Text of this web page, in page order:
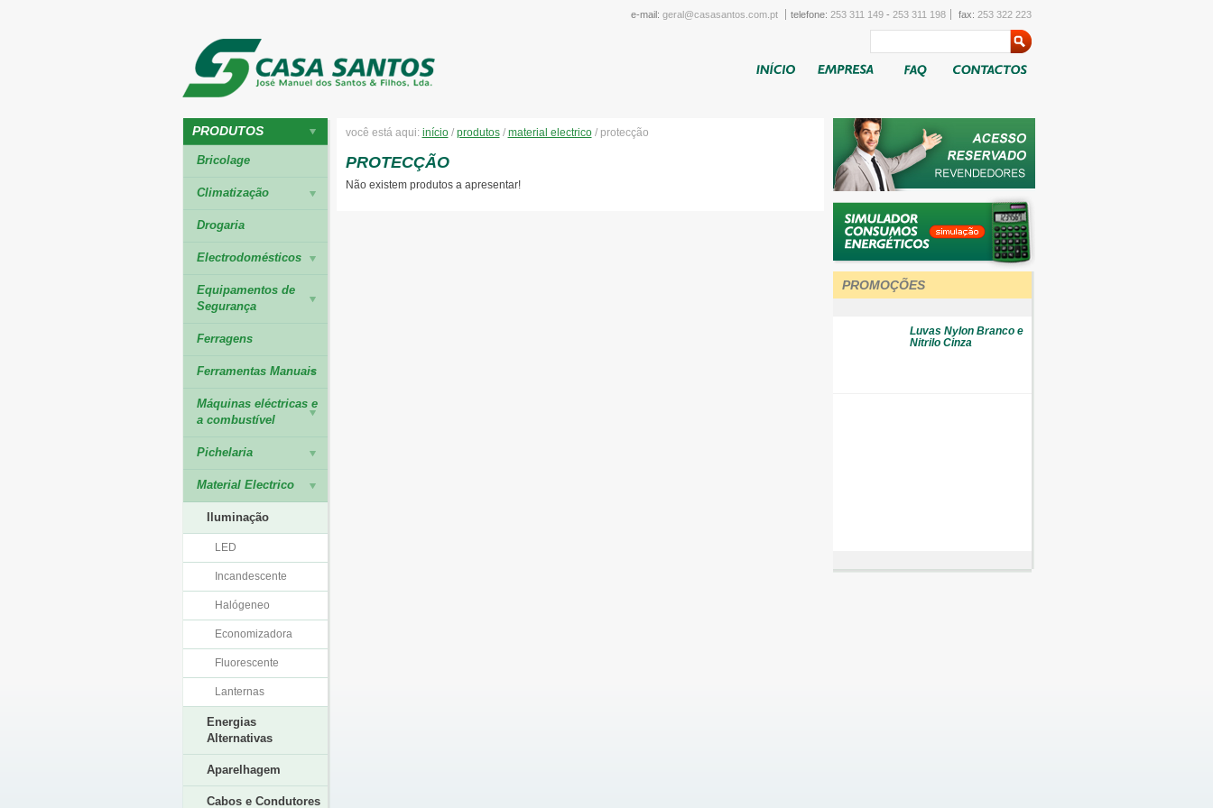
e-mail: geral@casasantos.com.pt telefone: 253 311 149 - 253 311 198 fax: 253 322 223
PRODUTOS
Bricolage
Climatização
Drogaria
Electrodomésticos
Equipamentos de
Segurança
Ferragens
Ferramentas Manuais
Máquinas eléctricas e
a combustível
Pichelaria
Material Electrico
Iluminação
LED
Incandescente
Halógeneo
Economizadora
Fluorescente
Lanternas
Energias
Alternativas
Aparelhagem
Cabos e Condutores
você está aqui: início/ produtos/ material electrico/ protecção
PROTECÇÃO
Não existem produtos a apresentar!
PROMOÇÕES
Luvas Nylon Branco e
Nitrilo Cinza